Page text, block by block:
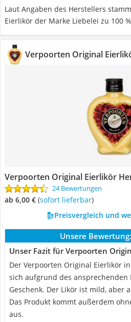
Laut Angaben des Herstellers
Eierlikör der Marke Liebelei zu 100
Verpoorten Original
Verpoorten Original Eierlikör
24 Bewertungen
ab 6,00 € ( Sofort lieferbar)
Preisvergleich und
Unsere Bewertung:
Unser Fazit für Verpoorten
Der Verpoorten Original Eierlikör
sich aufgrund des ansprechenden
Geschenk. Der Likör ist mild, aber
Das Produkt kommt außerdem
aus.